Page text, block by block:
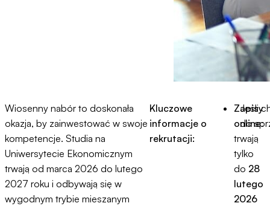
Wiosenny nabór to doskonała
okazja, by zainwestować w swoje
kompetencje. Studia na
Uniwersytecie Ekonomicznym
trwają od marca 2026 do lutego
2027 roku i odbywają się w
wygodnym trybie mieszanym
Kluczowe
informacje o
rekrutacji:
Zapisy
online:
trwają
tylko
do 28
lutego
2026
Jeśli
do